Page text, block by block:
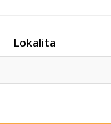
Lokalita